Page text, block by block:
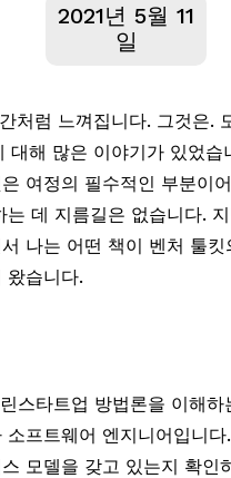
2021년 5월 11
일
처럼 느껴집니다. 그것은.
해 많은 이야기가 있었습
여정의 필수적인 부분이
데 지름길은 없습니다.
나는 어떤 책이 벤처 툴
왔습니다.
스타트업 방법론을 이해
프트웨어 엔지니어입니
모델을 갖고 있는지 확인